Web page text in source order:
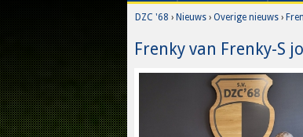
DZC '68 › Nieuws ›Overige nieuws ›
Frenky van Frenky-S